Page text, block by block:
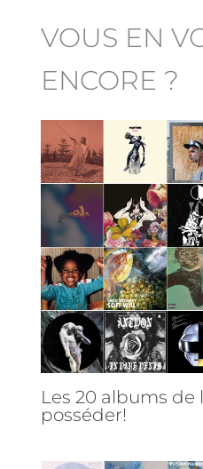
VOUS EN
ENCORE ?
Les 20 albums de
posséder!